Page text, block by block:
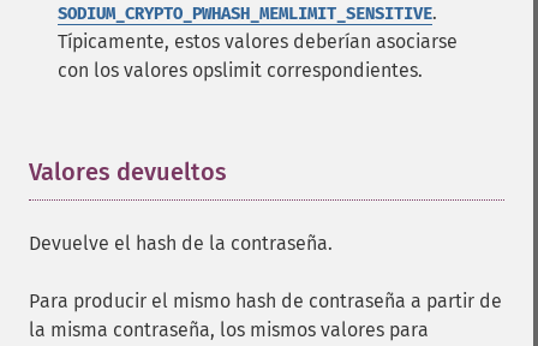
SODIUM_CRYPTO_PWHASH_MEMLIMIT_SENSITIVE.
Típicamente, estos valores deberían asociarse
con los valores opslimit correspondientes.
Valores devueltos
Devuelve el hash de la contraseña.
Para producir el mismo hash de contraseña a partir de
la misma contraseña, los mismos valores para